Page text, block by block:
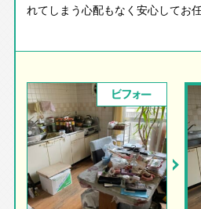
れてしまう心配もなく安心してお
ビフォー